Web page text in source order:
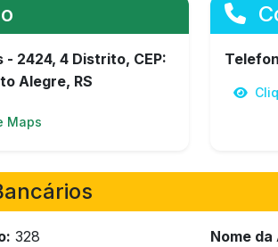
- 2424, 4 Distrito, CEP:
Alegre, RS
Maps
328 Nome